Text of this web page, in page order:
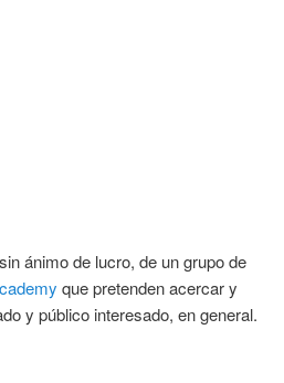
ánimo de lucro, de un grupo de
que pretenden acercar y
y público interesado, en general.